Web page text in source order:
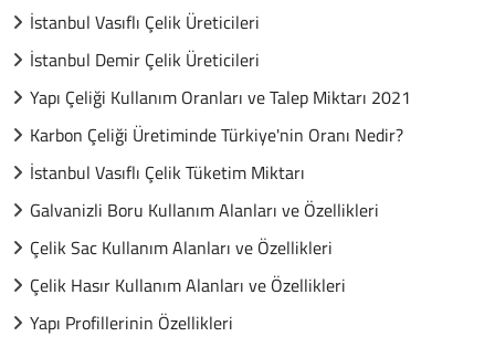
İstanbul Vasıflı Çelik Üreticileri
İstanbul Demir Çelik Üreticileri
Yapı Çeliği Kullanım Oranları ve Talep Miktarı 2021
Karbon Çeliği Üretiminde Türkiye'nin Oranı Nedir?
İstanbul Vasıflı Çelik Tüketim Miktarı
Galvanizli Boru Kullanım Alanları ve Özellikleri
Çelik Sac Kullanım Alanları ve Özellikleri
Çelik Hasır Kullanım Alanları ve Özellikleri
Yapı Profillerinin Özellikleri